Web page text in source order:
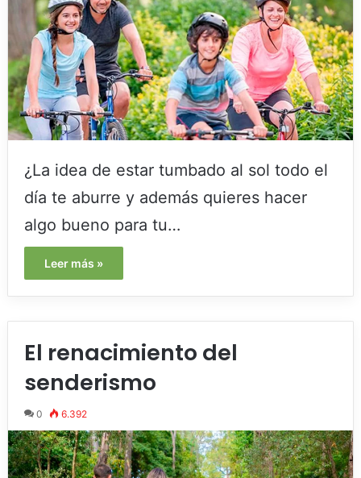
¿La idea de estar tumbado al sol todo el
día te aburre y además quieres hacer
algo bueno para tu…
Leer más »
El renacimiento del
senderismo
0 6.392